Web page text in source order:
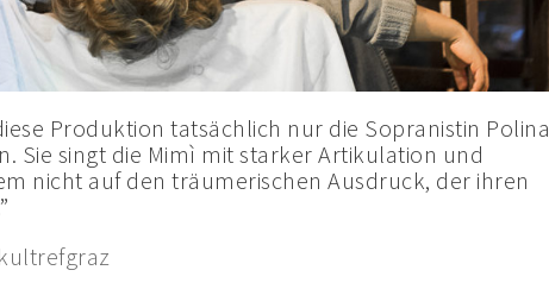
Produktion tatsächlich nur die Sopranistin Polina
Sie singt die Mimì mit starker Artikulation und
nicht auf den träumerischen Ausdruck, der ihren
kultrefgraz